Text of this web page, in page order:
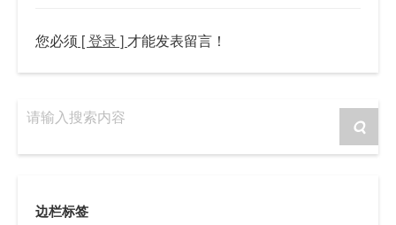
您必须 [ 登录 ] 才能发表留言！
请输入搜索内容
边栏标签